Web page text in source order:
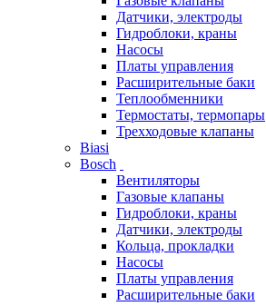
Датчики, электроды
Гидроблоки, краны
Насосы
Платы управления
Расширительные баки
Теплообменники
Термостаты, термопары
Трехходовые клапаны
Biasi
Bosch
Вентиляторы
Газовые клапаны
Гидроблоки, краны
Датчики, электроды
Кольца, прокладки
Насосы
Платы управления
Расширительные баки